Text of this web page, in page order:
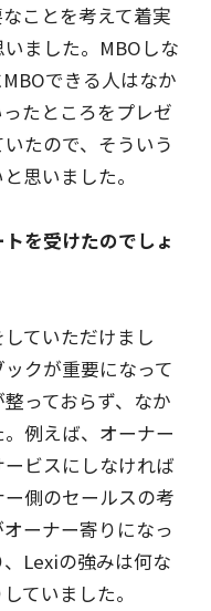
ことを考えて着実
ました。MBOしな
できる人はなか
たところをプレゼ
たので、そういう
思いました。
を受けたのでしょ
ていただけまし
クが重要になって
っておらず、なか
例えば、オーナー
ビスにしなければ
側のセールスの考
ーナー寄りになっ
Lexiの強みは何な
ていました。